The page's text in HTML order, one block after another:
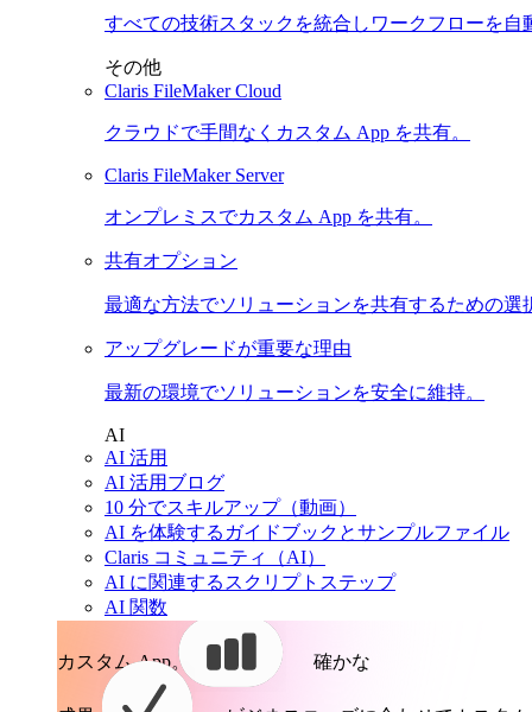
すべての技術スタックを統合しワークフローを自
その他
Claris FileMaker Cloud
クラウドで手間なくカスタム App を共有。
Claris FileMaker Server
オンプレミスでカスタム App を共有。
共有オプション
最適な方法でソリューションを共有するための選
アップグレードが重要な理由
最新の環境でソリューションを安全に維持。
AI
AI 活用
AI 活用ブログ
10 分でスキルアップ（動画）
AI を体験するガイドブックとサンプルファイル
Claris コミュニティ（AI）
AI に関連するスクリプトステップ
AI 関数
カスタム App。 確かな